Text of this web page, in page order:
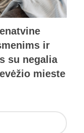
ir
su negalia
mieste